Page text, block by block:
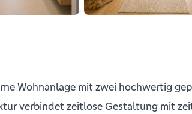
Wohnanlage mit zwei hochwertig
verbindet zeitlose Gestaltung mit